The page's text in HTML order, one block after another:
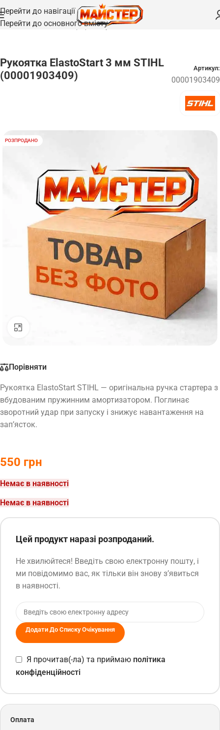
Перейти до навігації
Перейти до основного вмісту
Головна /Запчастини/Стартери та пускові системи
Рукоятка ElastoStart 3 мм STIHL
(00001903409)
Артикул:
00001903409
РОЗПРОДАНО
Порівняти
Рукоятка ElastoStart STIHL — оригінальна ручка стартера з
вбудованим пружинним амортизатором. Поглинає
зворотний удар при запуску і знижує навантаження на
зап’ясток.
550 грн
Немає в наявності
Немає в наявності
Цей продукт наразі розпроданий.
Не хвилюйтеся! Введіть свою електронну пошту, і
ми повідомимо вас, як тільки він знову з’явиться
в наявності.
Додати До Списку Очікування
Я прочитав(-ла) та приймаю політика
конфіденційності
Оплата